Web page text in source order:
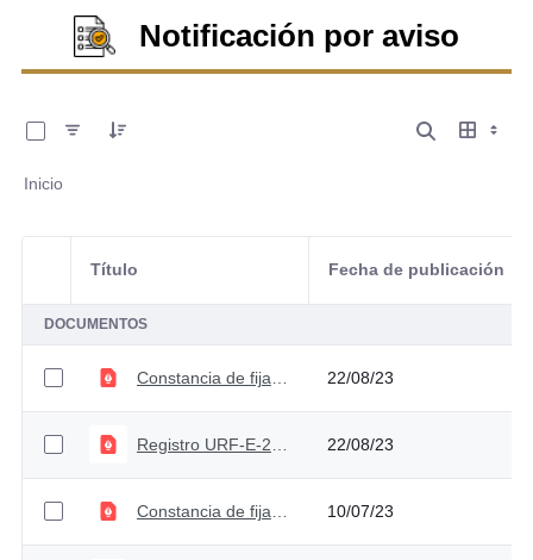
Notificación por aviso
Inicio
Selección del elemento
Título Fecha de publicación
DOCUMENTOS
22/08/23
22/08/23
10/07/23